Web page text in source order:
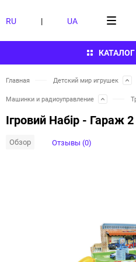
RU | UA
Главная Детский мир игрушек
Машинки и радиоуправление
Ігровий Набір - Гараж
Обзор Отзывы (0)